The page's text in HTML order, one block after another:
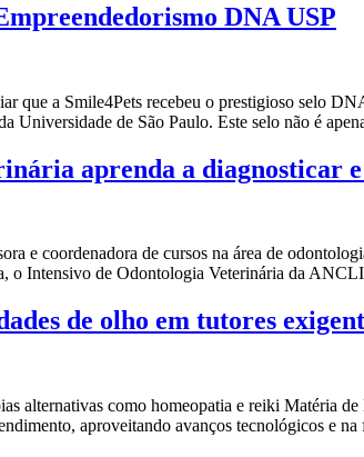
DNA USP
que a Smile4Pets recebeu o prestigioso selo
Universidade de São Paulo. Este selo não é
aprenda a diagnosticar
e coordenadora de cursos na área de
o Intensivo de Odontologia Veterinária da
de olho em tutores
alternativas como homeopatia e reiki Matéria
aproveitando avanços tecnológicos e